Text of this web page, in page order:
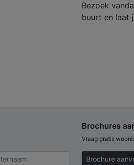
Bezoek
buurt en laat
Brochures
Vraag gratis
Brochure